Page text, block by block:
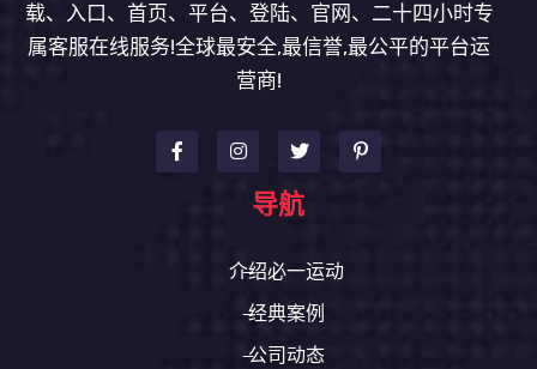
载、入口、首页、平台、登陆、官网、二十四小时专
属客服在线服务!全球最安全,最信誉,最公平的平台运
营商!
导航
介绍必一运动
经典案例
公司动态